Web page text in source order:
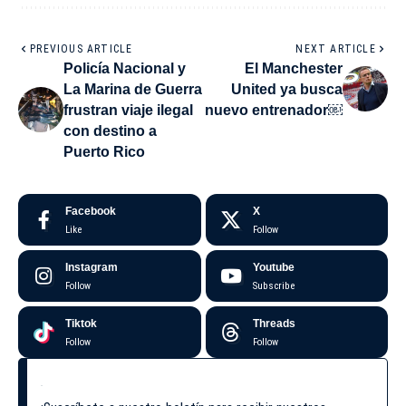
PREVIOUS ARTICLE
Policía Nacional y
La Marina de Guerra
frustran viaje ilegal
con destino a
Puerto Rico
NEXT ARTICLE
El Manchester
United ya busca
nuevo entrenador￼
Facebook
Like
X
Follow
Instagram
Follow
Youtube
Subscribe
Tiktok
Follow
Threads
Follow